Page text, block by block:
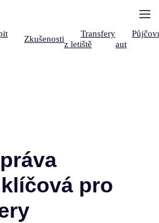
Zkušenosti
Transfery
z letiště
aut
pro